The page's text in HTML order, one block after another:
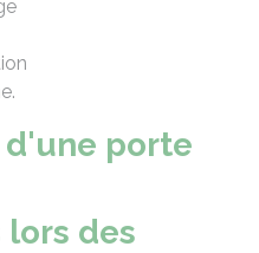
porte
lors des